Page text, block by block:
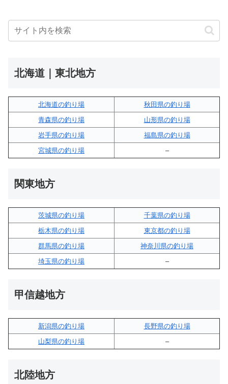
北海道｜東北地方
北海道の釣り場
秋田県の釣り場
青森県の釣り場
山形県の釣り場
岩手県の釣り場
福島県の釣り場
宮城県の釣り場
–
関東地方
茨城県の釣り場
千葉県の釣り場
栃木県の釣り場
東京都の釣り場
群馬県の釣り場
神奈川県の釣り場
埼玉県の釣り場
–
甲信越地方
新潟県の釣り場
長野県の釣り場
山梨県の釣り場
–
北陸地方